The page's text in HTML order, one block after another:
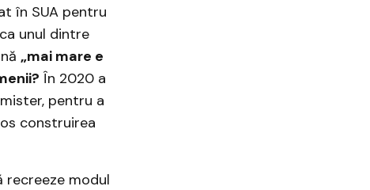
în SUA pentru
unul dintre
„mai mare e
În 2020 a
pentru a
construirea
recreeze modul